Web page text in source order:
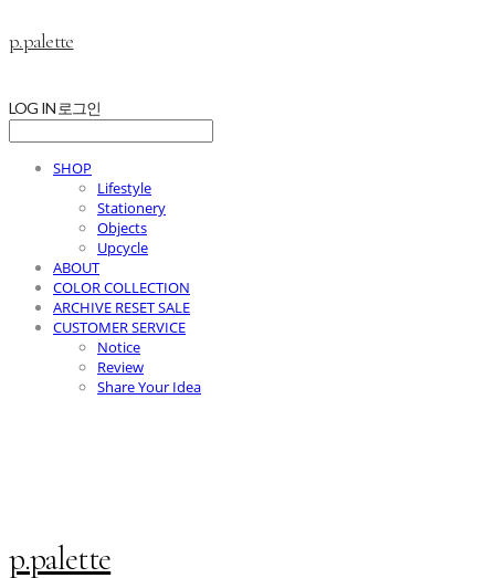
p.palette
LOG IN 로그인
SHOP
Lifestyle
Stationery
Objects
Upcycle
ABOUT
COLOR COLLECTION
ARCHIVE RESET SALE
CUSTOMER SERVICE
Notice
Review
Share Your Idea
p.palette